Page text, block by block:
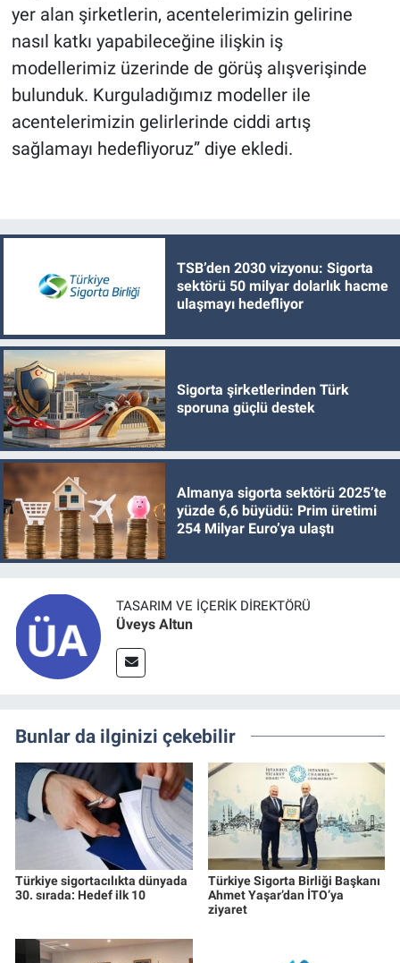
yer alan şirketlerin, acentelerimizin gelirine
nasıl katkı yapabileceğine ilişkin iş
modellerimiz üzerinde de görüş alışverişinde
bulunduk. Kurguladığımız modeller ile
acentelerimizin gelirlerinde ciddi artış
sağlamayı hedefliyoruz” diye ekledi.
TSB’den 2030 vizyonu: Sigorta
sektörü 50 milyar dolarlık hacme
ulaşmayı hedefliyor
Sigorta şirketlerinden Türk
sporuna güçlü destek
Almanya sigorta sektörü 2025’te
yüzde 6,6 büyüdü: Prim üretimi
254 Milyar Euro’ya ulaştı
TASARIM VE İÇERIK DIREKTÖRÜ
Üveys Altun
Bunlar da ilginizi çekebilir
Türkiye sigortacılıkta dünyada
30. sırada: Hedef ilk 10
Türkiye Sigorta Birliği Başkanı
Ahmet Yaşar’dan İTO’ya
ziyaret